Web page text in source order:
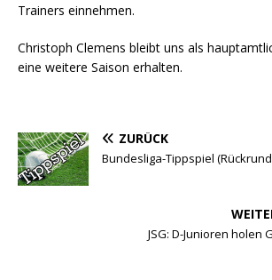
Trainers einnehmen.
Christoph Clemens bleibt uns als
eine weitere Saison erhalten.
ZURÜCK
Bundesliga-Tippspiel
JSG: D-Junioren holen